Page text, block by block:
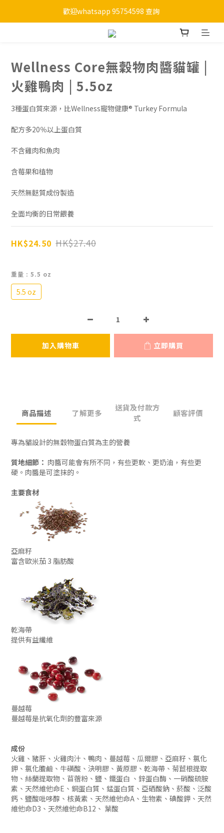
購物滿HKD 450 免運費
歡迎whatsapp 95754598 查詢
購物滿HKD 450 免運費
Wellness Core無穀物肉醬貓罐 |
火雞鴨肉 | 5.5oz
3種蛋白質來源，比Wellness寵物健康® Turkey Formula
配方多20％以上蛋白質
不含雞肉和魚肉
含莓果和植物
天然無麩質成份製造
全面均衡的日常餵養
HK$24.50 HK$27.40
重量 : 5.5 oz
5.5 oz
加入購物車 立即購買
商品描述 了解更多
送貨及付款方
式
顧客評價
專為貓設計的無穀物蛋白質為主的營養
質地細節： 肉醬可能會有所不同，有些更軟、更奶油，有些更
硬。肉醬是可塗抹的。
主要食材
亞麻籽
富含歐米茄 3 脂肪酸
乾海帶
提供有益纖維
蔓越莓
蔓越莓是抗氧化劑的豐富來源
成份
火雞、豬肝、火雞肉汁、鴨肉、蔓越莓、瓜爾膠、亞麻籽、氯化
鉀、氯化膽鹼、牛磺酸、決明膠、黃原膠、乾海帶、菊苣根提取
物、絲蘭提取物、苜蓿粉、鹽、鐵蛋白 、鋅蛋白酶、一硝酸硫胺
素、天然維他命E、銅蛋白質、錳蛋白質、亞硒酸鈉、菸酸、泛酸
鈣、鹽酸吡哆醇、核黃素、天然維他命A、生物素、碘酸鉀、天然
維他命D3、天然維他命B12、 葉酸